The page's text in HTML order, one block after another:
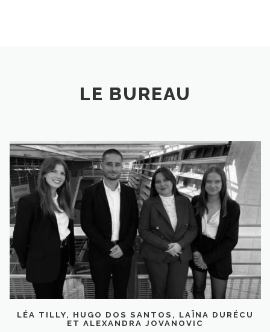
LE BUREAU
LÉA TILLY, HUGO DOS SANTOS, LAÏNA DURÉCU
ET ALEXANDRA JOVANOVIC